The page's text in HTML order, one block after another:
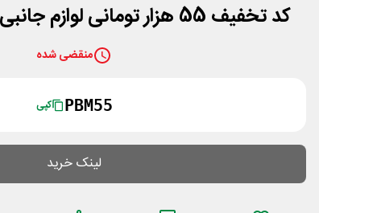
کد تخفیف 55 هزار تومانی لوازم جانبی گیمینگ مرکز خرید
منقضی شده
PBM55 کپی
لینک خرید